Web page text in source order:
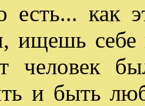
как
ищешь себе
человек
и быть